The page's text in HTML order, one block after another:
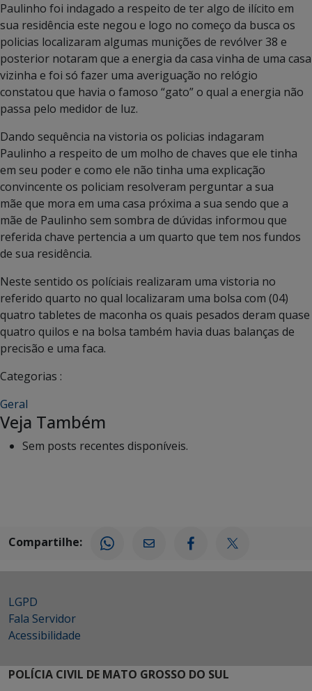
Paulinho foi indagado a respeito de ter algo de ilícito em
sua residência este negou e logo no começo da busca os
policias localizaram algumas munições de revólver 38 e
posterior notaram que a energia da casa vinha de uma casa
vizinha e foi só fazer uma averiguação no relógio
constatou que havia o famoso “gato” o qual a energia não
passa pelo medidor de luz.
Dando sequência na vistoria os policias indagaram
Paulinho a respeito de um molho de chaves que ele tinha
em seu poder e como ele não tinha uma explicação
convincente os policiam resolveram perguntar a sua
mãe que mora em uma casa próxima a sua sendo que a
mãe de Paulinho sem sombra de dúvidas informou que
referida chave pertencia a um quarto que tem nos fundos
de sua residência.
Neste sentido os políciais realizaram uma vistoria no
referido quarto no qual localizaram uma bolsa com (04)
quatro tabletes de maconha os quais pesados deram quase
quatro quilos e na bolsa também havia duas balanças de
precisão e uma faca.
Categorias :
Geral
Veja Também
Sem posts recentes disponíveis.
Compartilhe:
LGPD
Fala Servidor
Acessibilidade
POLÍCIA CIVIL DE MATO GROSSO DO SUL